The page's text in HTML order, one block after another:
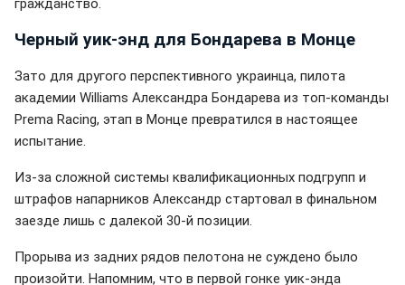
Черный уик-энд для Бондарева в Монце
Зато для другого перспективного украинца, пилота
академии Williams Александра Бондарева из топ-команды
Prema Racing, этап в Монце превратился в настоящее
испытание.
Из-за сложной системы квалификационных подгрупп и
штрафов напарников Александр стартовал в финальном
заезде лишь с далекой 30-й позиции.
Прорыва из задних рядов пелотона не суждено было
произойти. Напомним, что в первой гонке уик-энда